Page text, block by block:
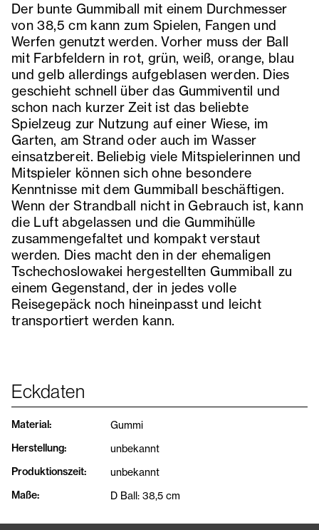
Der bunte Gummiball mit einem Durchmesser
von 38,5 cm kann zum Spielen, Fangen und
Werfen genutzt werden. Vorher muss der Ball
mit Farbfeldern in rot, grün, weiß, orange, blau
und gelb allerdings aufgeblasen werden. Dies
geschieht schnell über das Gummiventil und
schon nach kurzer Zeit ist das beliebte
Spielzeug zur Nutzung auf einer Wiese, im
Garten, am Strand oder auch im Wasser
einsatzbereit. Beliebig viele Mitspielerinnen und
Mitspieler können sich ohne besondere
Kenntnisse mit dem Gummiball beschäftigen.
Wenn der Strandball nicht in Gebrauch ist, kann
die Luft abgelassen und die Gummihülle
zusammengefaltet und kompakt verstaut
werden. Dies macht den in der ehemaligen
Tschechoslowakei hergestellten Gummiball zu
einem Gegenstand, der in jedes volle
Reisegepäck noch hineinpasst und leicht
transportiert werden kann.
Eckdaten
Material: Gummi
Herstellung: unbekannt
Produktionszeit: unbekannt
Maße: D Ball: 38,5 cm